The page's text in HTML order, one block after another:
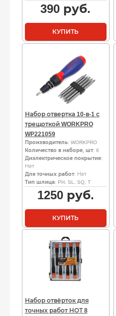
390 руб.
КУПИТЬ
Набор отвертка 10-в-1 с
трещоткой WORKPRO
WP221059
Производитель: WORKPRO
Количество в наборе, шт: 6
Диэлектрическое покрытие:
Нет
Для точных работ: Нет
Тип шлица: PH, SL, SQ, T
1250руб.
КУПИТЬ
Набор отвёрток для
точных работ НОТ 8